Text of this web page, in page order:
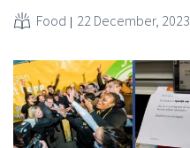
Food 22 December, 2023